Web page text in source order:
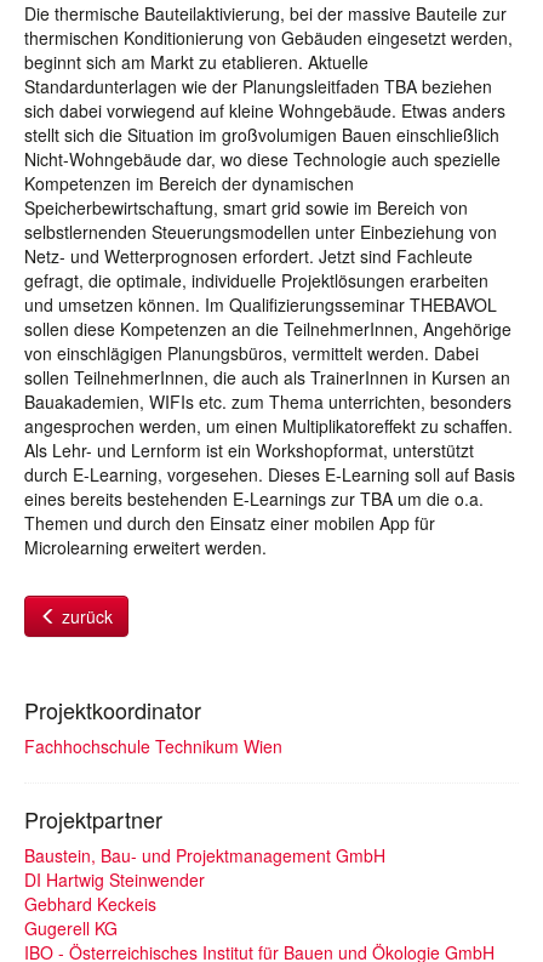
Die thermische Bauteilaktivierung, bei der massive Bauteile zur
thermischen Konditionierung von Gebäuden eingesetzt werden,
beginnt sich am Markt zu etablieren. Aktuelle
Standardunterlagen wie der Planungsleitfaden TBA beziehen
sich dabei vorwiegend auf kleine Wohngebäude. Etwas anders
stellt sich die Situation im großvolumigen Bauen einschließlich
Nicht-Wohngebäude dar, wo diese Technologie auch spezielle
Kompetenzen im Bereich der dynamischen
Speicherbewirtschaftung, smart grid sowie im Bereich von
selbstlernenden Steuerungsmodellen unter Einbeziehung von
Netz- und Wetterprognosen erfordert. Jetzt sind Fachleute
gefragt, die optimale, individuelle Projektlösungen erarbeiten
und umsetzen können. Im Qualifizierungsseminar THEBAVOL
sollen diese Kompetenzen an die TeilnehmerInnen, Angehörige
von einschlägigen Planungsbüros, vermittelt werden. Dabei
sollen TeilnehmerInnen, die auch als TrainerInnen in Kursen an
Bauakademien, WIFIs etc. zum Thema unterrichten, besonders
angesprochen werden, um einen Multiplikatoreffekt zu schaffen.
Als Lehr- und Lernform ist ein Workshopformat, unterstützt
durch E-Learning, vorgesehen. Dieses E-Learning soll auf Basis
eines bereits bestehenden E-Learnings zur TBA um die o.a.
Themen und durch den Einsatz einer mobilen App für
Microlearning erweitert werden.
zurück
Projektkoordinator
Fachhochschule Technikum Wien
Projektpartner
Baustein, Bau- und Projektmanagement GmbH
DI Hartwig Steinwender
Gebhard Keckeis
Gugerell KG
IBO - Österreichisches Institut für Bauen und Ökologie GmbH